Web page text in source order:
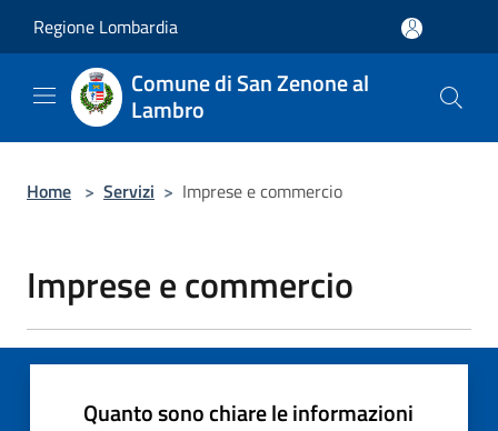
Regione Lombardia
Comune di San Zenone al
Lambro
Home > Servizi > Imprese e commercio
Imprese e commercio
Quanto sono chiare le informazioni